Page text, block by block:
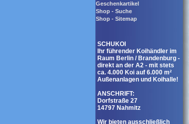
Geschenkartikel
Shop - Suche
Shop - Sitemap
SCHUKOI
Ihr führender Koihändler im
Raum Berlin / Brandenburg -
direkt an der A2 - mit stets
ca. 4.000 Koi auf 6.000 m²
Außenanlagen und Koihalle!
ANSCHRIFT:
Dorfstraße 27
14797 Nahmitz
Wir bieten ausschließlich